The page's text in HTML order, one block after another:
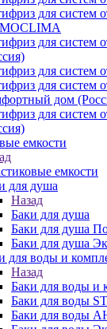
для систем
для систем
для систем
для систем
дом
для систем
емкости
емкости
для душа
Назад
Баки для душа
Баки для душа
Баки для душа
для воды и
Назад
Баки для воды и
Баки для воды
Баки для воды